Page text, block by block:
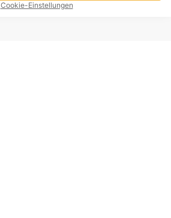
Cookie-Einstellungen